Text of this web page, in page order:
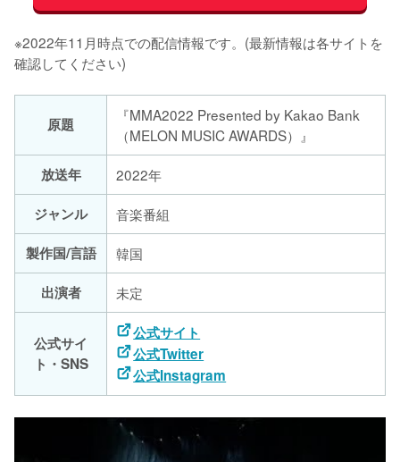
※2022年11月時点での配信情報です。(最新情報は各サイトを
確認してください)
原題
『MMA2022 Presented by Kakao Bank
（MELON MUSIC AWARDS）』
放送年
2022年
ジャンル
音楽番組
製作国/言語
韓国
出演者
未定
公式サイ
ト・SNS
公式サイト
公式Twitter
公式Instagram